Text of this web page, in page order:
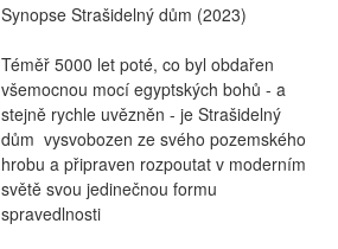
Synopse Strašidelný dům (2023)
Téměř 5000 let poté, co byl obdařen
všemocnou mocí egyptských bohů - a
stejně rychle uvězněn - je Strašidelný
dům  vysvobozen ze svého pozemského
hrobu a připraven rozpoutat v moderním
světě svou jedinečnou formu
spravedlnosti